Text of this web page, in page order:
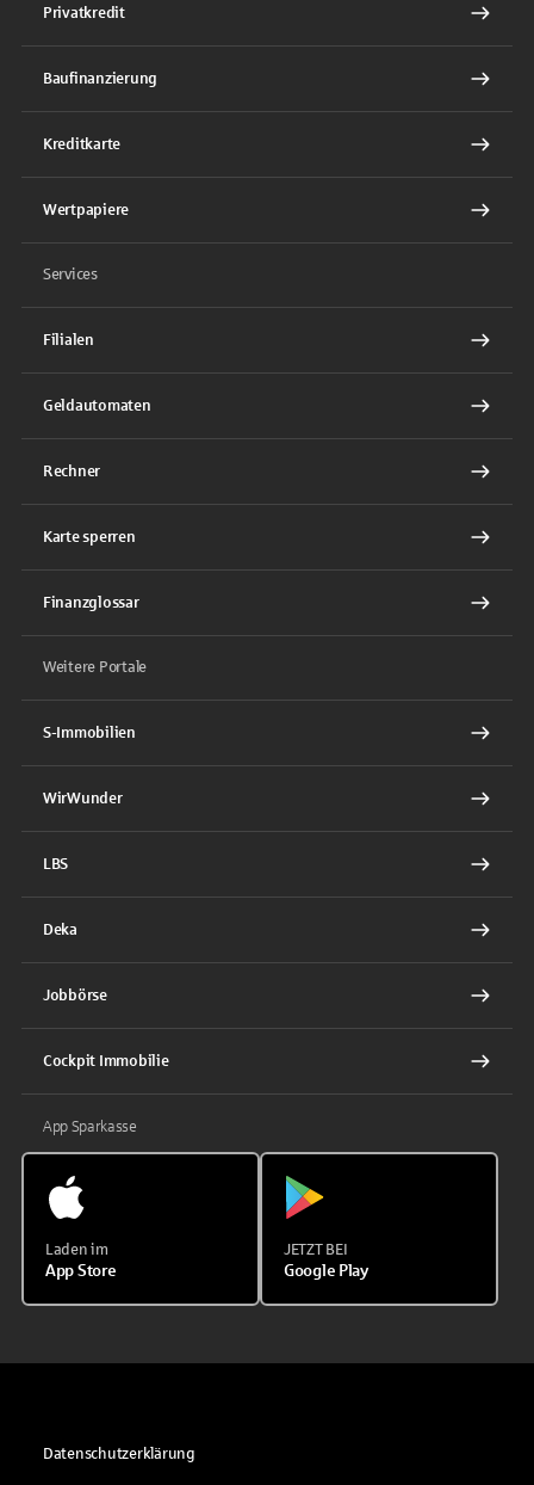
Privatkredit
Baufinanzierung
Kreditkarte
Wertpapiere
Services
Filialen
Geldautomaten
Rechner
Karte sperren
Finanzglossar
Weitere Portale
S-Immobilien
WirWunder
LBS
Deka
Jobbörse
Cockpit Immobilie
App Sparkasse
Laden im
App Store
JETZT BEI
Google Play
Datenschutzerklärung